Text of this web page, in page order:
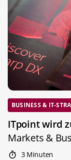
BUSINESS & IT-
ITpoint wird
Markets &
3 Minuten